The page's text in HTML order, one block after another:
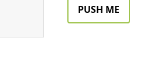
PUSH ME